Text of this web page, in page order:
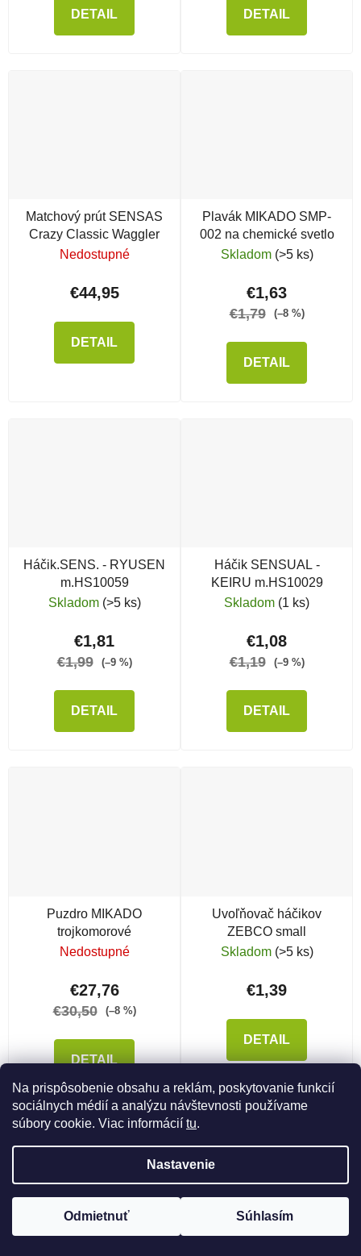
Na prispôsobenie obsahu a reklám, poskytovanie funkcií
sociálnych médií a analýzu návštevnosti používame
súbory cookie. Viac informácií tu.
Nastavenie
Odmietnuť Súhlasím
DETAIL DETAIL
Matchový prút SENSAS
Crazy Classic Waggler
Nedostupné
€44,95
DETAIL
Plavák MIKADO SMP-
002 na chemické svetlo
Skladom (>5 ks)
€1,63
€1,79 (–8 %)
DETAIL
Háčik.SENS. - RYUSEN
m.HS10059
Skladom (>5 ks)
€1,81
€1,99 (–9 %)
DETAIL
Háčik SENSUAL -
KEIRU m.HS10029
Skladom (1 ks)
€1,08
€1,19 (–9 %)
DETAIL
Puzdro MIKADO
trojkomorové
Nedostupné
€27,76
€30,50 (–8 %)
DETAIL
Uvoľňovač háčikov
ZEBCO small
Skladom (>5 ks)
€1,39
DETAIL